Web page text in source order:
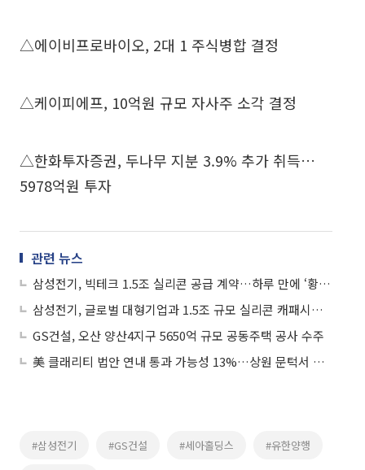
△에이비프로바이오, 2대 1 주식병합 결정
△케이피에프, 10억원 규모 자사주 소각 결정
△한화투자증권, 두나무 지분 3.9% 추가 취득…
5978억원 투자
관련 뉴스
삼성전기, 빅테크 1.5조 실리콘 공급 계약…하루 만에 ‘황제주’ 복귀
삼성전기, 글로벌 대형기업과 1.5조 규모 실리콘 캐패시터 공급계약 체결
GS건설, 오산 양산4지구 5650억 규모 공동주택 공사 수주
美 클래리티 법안 연내 통과 가능성 13%…상원 문턱서 제동
#삼성전기 #GS건설 #세아홀딩스 #유한양행